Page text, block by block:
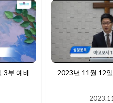
3부 예배 2023년 11월 12